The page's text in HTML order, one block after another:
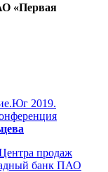
«Первая
2019.
продаж
банк ПАО